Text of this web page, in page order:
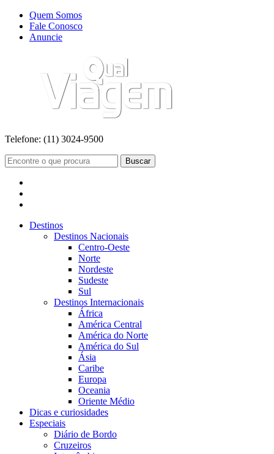
Quem Somos
Fale Conosco
Anuncie
Telefone: (11) 3024-9500
Buscar
Destinos
Destinos Nacionais
Centro-Oeste
Norte
Nordeste
Sudeste
Sul
Destinos Internacionais
África
América Central
América do Norte
América do Sul
Ásia
Caribe
Europa
Oceania
Oriente Médio
Dicas e curiosidades
Especiais
Diário de Bordo
Cruzeiros